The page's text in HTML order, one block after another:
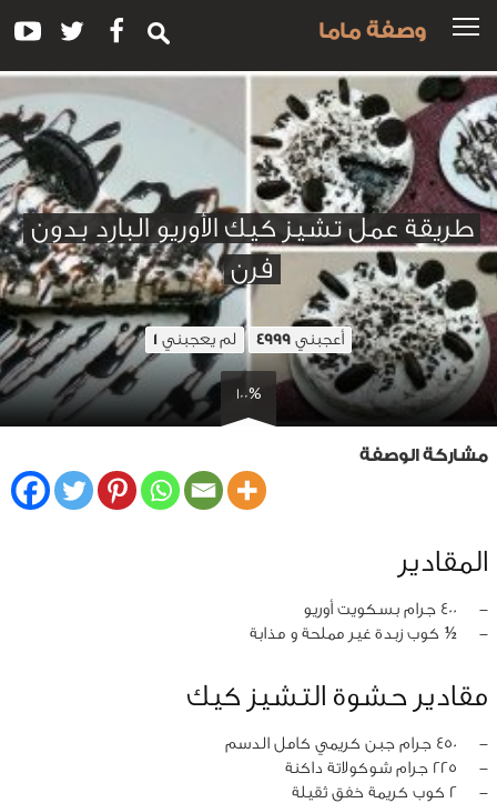
وصفة ماما
طريقة عمل تشيز كيك الأوريو البارد بدون
فرن
أعجبني 4999 لم يعجبني 1
100%
مشاركة الوصفة
المقادير
‏-
400 جرام بسكويت أوريو
‏-
½ كوب زبدة غير مملحة و مذابة
مقادير حشوة التشيز كيك
‏-
450 جرام جبن كريمي كامل الدسم
‏-
225 جرام شوكولاتة داكنة
‏-
2 كوب كريمة خفق ثقيلة